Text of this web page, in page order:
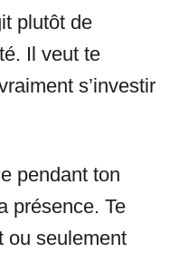
plutôt de
Il veut te
s’investir
pendant ton
présence. Te
ou seulement